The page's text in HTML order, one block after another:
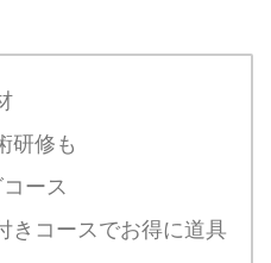
研修も
ース
きコースでお得に道具